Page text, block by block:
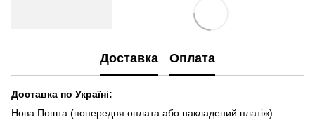
Доставка Оплата
Доставка по Україні:
Нова Пошта (попередня оплата або накладений платіж)